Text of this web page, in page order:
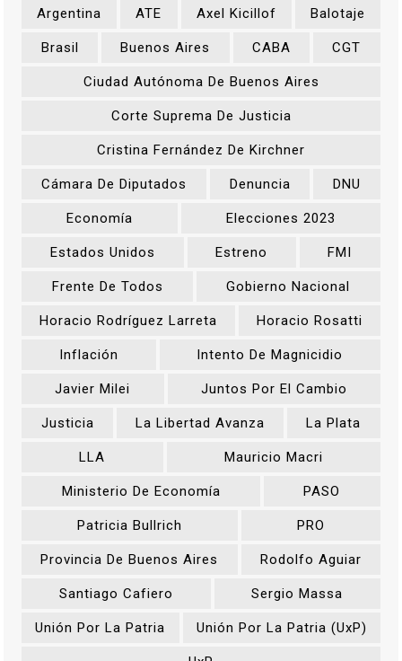
Argentina ATE Axel Kicillof Balotaje
Brasil Buenos Aires CABA CGT
Ciudad Autónoma De Buenos Aires
Corte Suprema De Justicia
Cristina Fernández De Kirchner
Cámara De Diputados Denuncia DNU
Economía Elecciones 2023
Estados Unidos Estreno FMI
Frente De Todos Gobierno Nacional
Horacio Rodríguez Larreta Horacio Rosatti
Inflación Intento De Magnicidio
Javier Milei Juntos Por El Cambio
Justicia La Libertad Avanza La Plata
LLA Mauricio Macri
Ministerio De Economía PASO
Patricia Bullrich PRO
Provincia De Buenos Aires Rodolfo Aguiar
Santiago Cafiero Sergio Massa
Unión Por La Patria Unión Por La Patria (UxP)